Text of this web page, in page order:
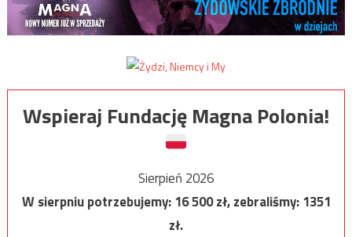
Wspieraj Fundację Magna Polonia!
Sierpień 2026
W sierpniu potrzebujemy:16 500zł, zebraliśmy:1351
zł.